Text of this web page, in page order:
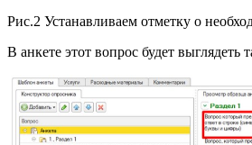
Рис.2 Устанавливаем отметку о
В анкете этот вопрос будет выглядеть